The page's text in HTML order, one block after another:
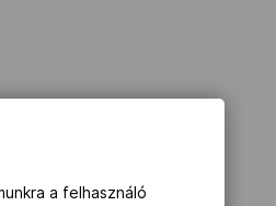
a felhasználó